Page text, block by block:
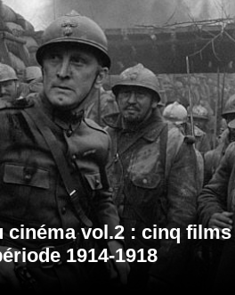
cinéma vol.2 : cinq
1914-1918